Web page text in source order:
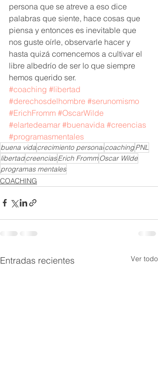
persona que se atreve a eso dice
palabras que siente, hace cosas que
piensa y entonces es inevitable que
nos guste oírle, observarle hacer y
hasta quizá comencemos a cultivar el
libre albedrío de ser lo que siempre
hemos querido ser.
#coaching #libertad
#derechosdelhombre #serunomismo
#ErichFromm #OscarWilde
#elartedeamar #buenavida #creencias
#programasmentales
buena vidacrecimiento personalcoachingPNL
libertadcreenciasErich FrommOscar Wilde
programas mentales
COACHING
Entradas recientes Ver todo